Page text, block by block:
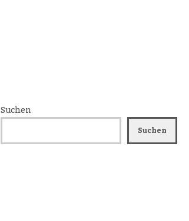
Suchen
Suchen